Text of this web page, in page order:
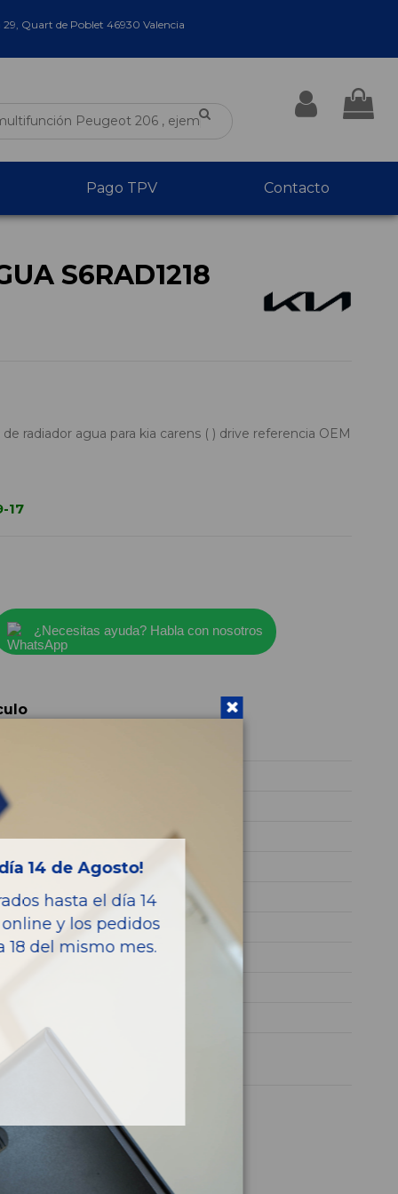
29, Quart de Poblet 46930 Valencia
Pago TPV Contacto
S6RAD1218
radiador agua para kia carens ( ) drive referencia OEM
17
¿Necesitas ayuda? Habla con nosotros
KNAHT815AH7180523
BLANCO
Diesel
DRIVE
116CV 85KW
14 de Agosto!
hasta el día 14
y los pedidos
del mismo mes.